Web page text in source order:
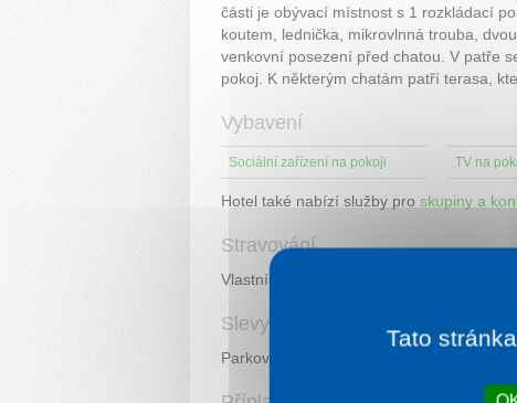
části je obývací místnost s 1 rozkládací
koutem, lednička, mikrovlnná trouba,
venkovní posezení před chatou. V patře
pokoj. K některým chatám patří terasa,
Vybavení
Sociální zařízení na pokoji TV na
Hotel také nabízí služby pro skupiny a
Stravování
Vlastní strava. Možnost dokoupení
Slevy
Parkování zdarma. Jedno dítě do 6 let na
Tato